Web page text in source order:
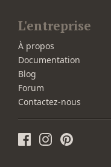
L'entreprise
À propos
Documentation
Blog
Forum
Contactez-nous